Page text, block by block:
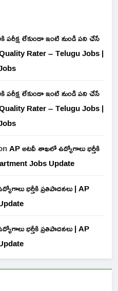
పరీక్ష లేకుండా ఇంటి నుండి పని చేసే
Rater – Telugu Jobs |
పరీక్ష లేకుండా ఇంటి నుండి పని చేసే
Rater – Telugu Jobs |
AP అటవీ శాఖలో ఉద్యోగాలు భర్తీకి
Jobs Update
భర్తీకి ప్రతిపాదనలు | AP
భర్తీకి ప్రతిపాదనలు | AP